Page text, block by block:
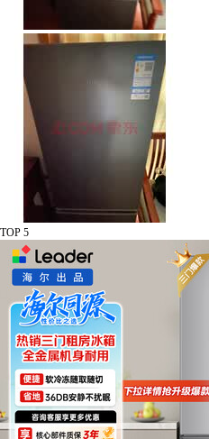
TOP 5